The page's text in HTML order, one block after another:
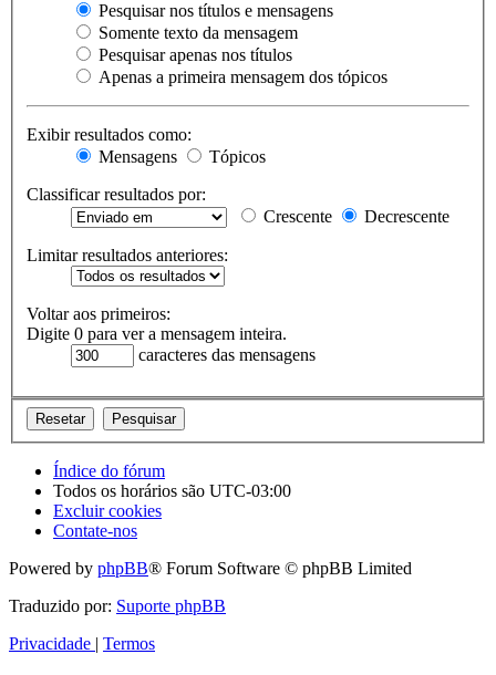
Pesquisar nos títulos e mensagens
Somente texto da mensagem
Pesquisar apenas nos títulos
Apenas a primeira mensagem dos tópicos
Exibir resultados como:
Mensagens
Tópicos
Classificar resultados por:
Crescente
Decrescente
Limitar resultados anteriores:
Voltar aos primeiros:
Digite 0 para ver a mensagem inteira.
caracteres das mensagens
Índice do fórum
Todos os horários são UTC-03:00
Excluir cookies
Contate-nos
Powered by phpBB® Forum Software © phpBB Limited
Traduzido por: Suporte phpBB
Privacidade | Termos